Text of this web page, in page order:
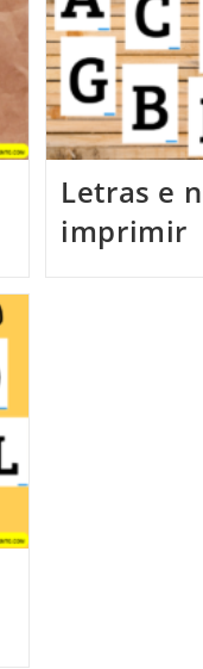
Letras e
imprimir